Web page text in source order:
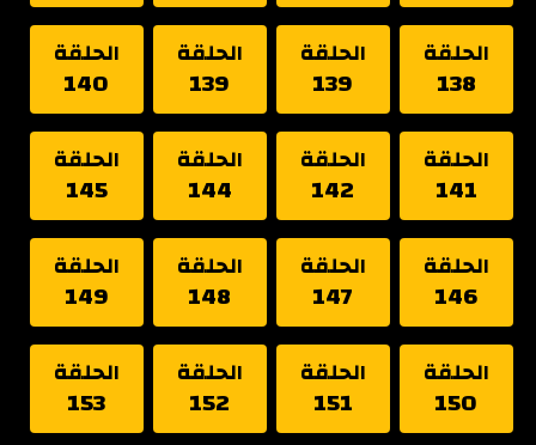
الحلقة
138
الحلقة
139
الحلقة
139
الحلقة
140
الحلقة
141
الحلقة
142
الحلقة
144
الحلقة
145
الحلقة
146
الحلقة
147
الحلقة
148
الحلقة
149
الحلقة
150
الحلقة
151
الحلقة
152
الحلقة
153